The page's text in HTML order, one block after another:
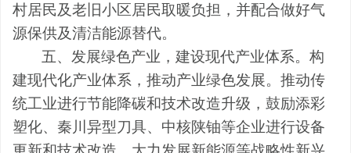
村居民及老旧小区居民取暖负担，并配合做好气
源保供及清洁能源替代。
五、发展绿色产业，建设现代产业体系。构
建现代化产业体系，推动产业绿色发展。推动传
统工业进行节能降碳和技术改造升级，鼓励添彩
塑化、秦川异型刀具、中核陕铀等企业进行设备